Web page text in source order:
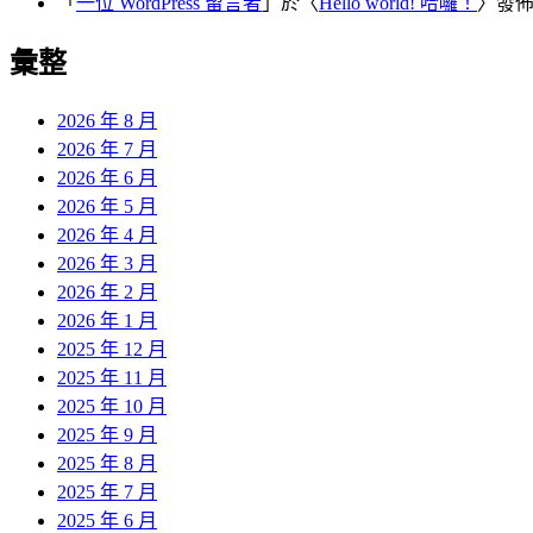
彙整
2026 年 8 月
2026 年 7 月
2026 年 6 月
2026 年 5 月
2026 年 4 月
2026 年 3 月
2026 年 2 月
2026 年 1 月
2025 年 12 月
2025 年 11 月
2025 年 10 月
2025 年 9 月
2025 年 8 月
2025 年 7 月
2025 年 6 月